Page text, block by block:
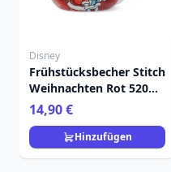
Disney
Frühstücksbecher Stitch
Weihnachten Rot 520
ml - Egan Disney Home
14,90 €
Hinzufügen